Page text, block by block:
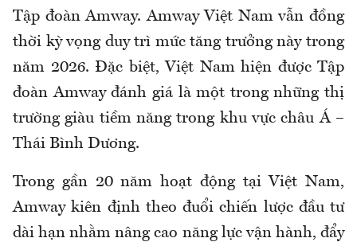
Tập đoàn Amway. Amway Việt Nam vẫn đồng
thời kỳ vọng duy trì mức tăng trưởng này trong
năm 2026. Đặc biệt, Việt Nam hiện được Tập
đoàn Amway đánh giá là một trong những thị
trường giàu tiềm năng trong khu vực châu Á –
Thái Bình Dương.
Trong gần 20 năm hoạt động tại Việt Nam,
Amway kiên định theo đuổi chiến lược đầu tư
dài hạn nhằm nâng cao năng lực vận hành, đẩy